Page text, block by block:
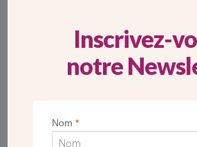
DONATEURS, CHEZ
FRÉREAU, ARTISTE PEINTRE
Inscrivez-
notre
Nom*